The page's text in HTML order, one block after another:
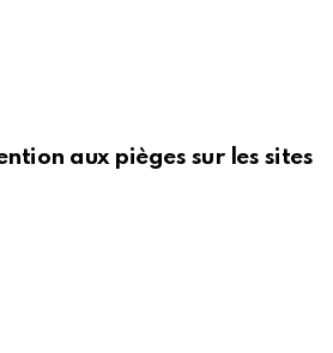
aux pièges sur les sites